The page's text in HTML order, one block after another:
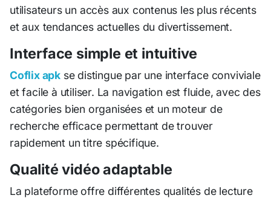
utilisateurs un accès aux contenus les plus récents
et aux tendances actuelles du divertissement.
Interface simple et intuitive
Coflix apk se distingue par une interface conviviale
et facile à utiliser. La navigation est fluide, avec des
catégories bien organisées et un moteur de
recherche efficace permettant de trouver
rapidement un titre spécifique.
Qualité vidéo adaptable
La plateforme offre différentes qualités de lecture